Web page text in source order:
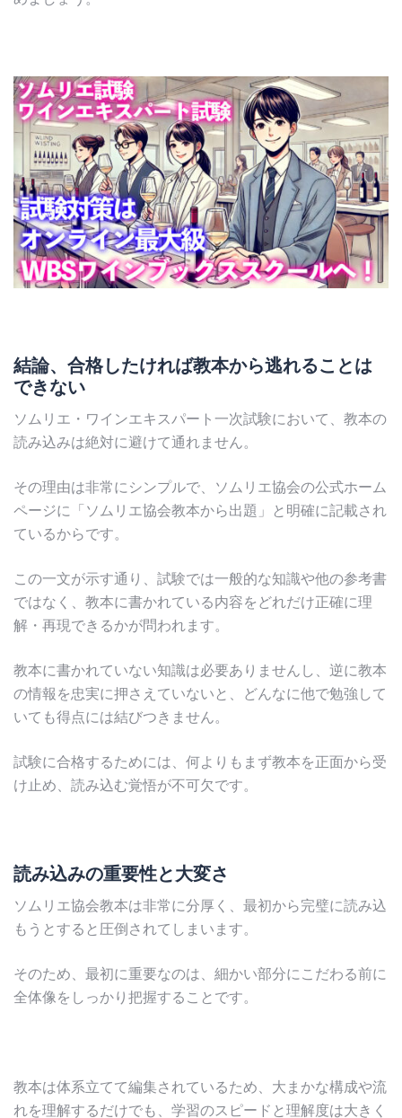
結論、合格したければ教本から逃れることは
できない
ソムリエ・ワインエキスパート一次試験において、教本の
読み込みは絶対に避けて通れません。
その理由は非常にシンプルで、ソムリエ協会の公式ホーム
ページに「ソムリエ協会教本から出題」と明確に記載され
ているからです。
この一文が示す通り、試験では一般的な知識や他の参考書
ではなく、教本に書かれている内容をどれだけ正確に理
解・再現できるかが問われます。
教本に書かれていない知識は必要ありませんし、逆に教本
の情報を忠実に押さえていないと、どんなに他で勉強して
いても得点には結びつきません。
試験に合格するためには、何よりもまず教本を正面から受
け止め、読み込む覚悟が不可欠です。
読み込みの重要性と大変さ
ソムリエ協会教本は非常に分厚く、最初から完璧に読み込
もうとすると圧倒されてしまいます。
そのため、最初に重要なのは、細かい部分にこだわる前に
全体像をしっかり把握することです。
教本は体系立てて編集されているため、大まかな構成や流
れを理解するだけでも、学習のスピードと理解度は大きく